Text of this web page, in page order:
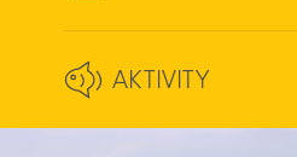
AKTIVITY